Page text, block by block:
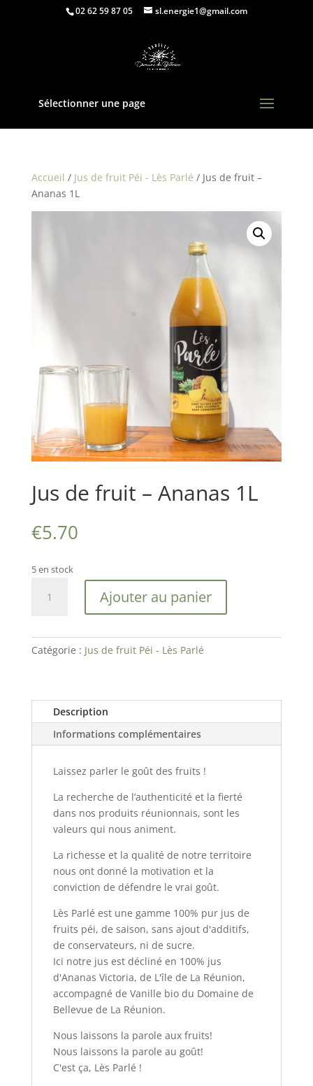
02 62 59 87 05 sl.energie1@gmail.com
Sélectionner une page
Accueil / Jus de fruit Péi - Lès Parlé / Jus de fruit –
Ananas 1L
Jus de fruit – Ananas 1L
€5.70
5 en stock
fruit
1L
Ajouter au panier
Catégorie : Jus de fruit Péi - Lès Parlé
Description
Informations complémentaires
Laissez parler le goût des fruits !
La recherche de l’authenticité et la fierté
dans nos produits réunionnais, sont les
valeurs qui nous animent.
La richesse et la qualité de notre territoire
nous ont donné la motivation et la
conviction de défendre le vrai goût.
Lès Parlé est une gamme 100% pur jus de
fruits péi, de saison, sans ajout d'additifs,
de conservateurs, ni de sucre.
Ici notre jus est décliné en 100% jus
d'Ananas Victoria, de L'île de La Réunion,
accompagné de Vanille bio du Domaine de
Bellevue de La Réunion.
Nous laissons la parole aux fruits!
Nous laissons la parole au goût!
C'est ça, Lès Parlé !